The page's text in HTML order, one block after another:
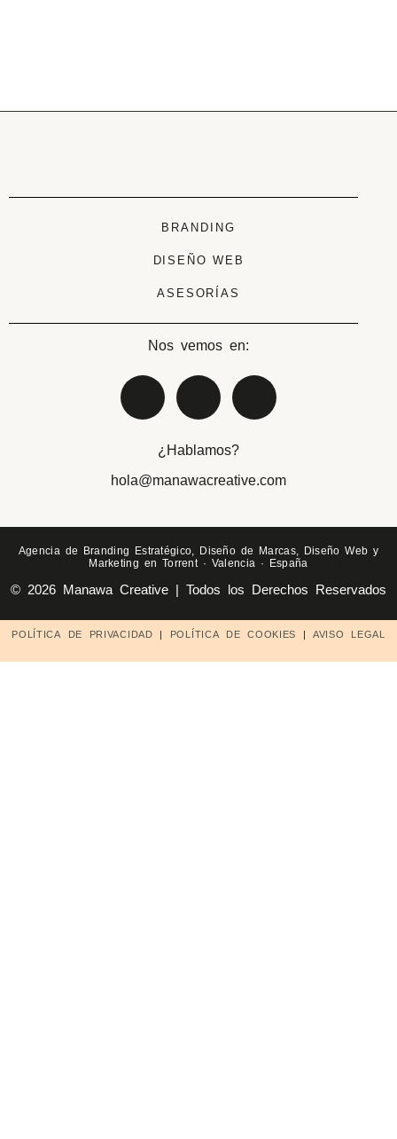
BRANDING
DISEÑO WEB
ASESORÍAS
Nos vemos en:
¿Hablamos?
hola@manawacreative.com
Agencia de Branding Estratégico, Diseño de Marcas, Diseño Web y
Marketing en Torrent · Valencia · España
© 2026 Manawa Creative | Todos los Derechos Reservados
POLÍTICA DE PRIVACIDAD | POLÍTICA DE COOKIES |AVISO LEGAL